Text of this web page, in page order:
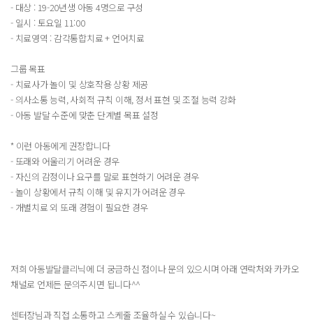
- 대상 : 19-20년생 아동 4명으로 구성
- 일시 : 토요일 11:00
- 치료영역 : 감각통합치료 + 언어치료
그룹 목표
- 치료사가 놀이 및 상호작용 상황 제공
- 의사소통 능력, 사회적 규칙 이해, 정서 표현 및 조절 능력 강화
- 아동 발달 수준에 맞춘 단계별 목표 설정
* 이런 아동에게 권장합니다
- 또래와 어울리기 어려운 경우
- 자신의 감정이나 요구를 말로 표현하기 어려운 경우
- 놀이 상황에서 규칙 이해 및 유지가 어려운 경우
- 개별치료 외 또래 경험이 필요한 경우
저희 아동발달클리닉에 더 궁금하신 점이나 문의 있으시며 아래 연락처와 카카오
채널로 언제든 문의주시면 됩니다^^
센터장님과 직접 소통하고 스케줄 조율하실 수 있습니다~